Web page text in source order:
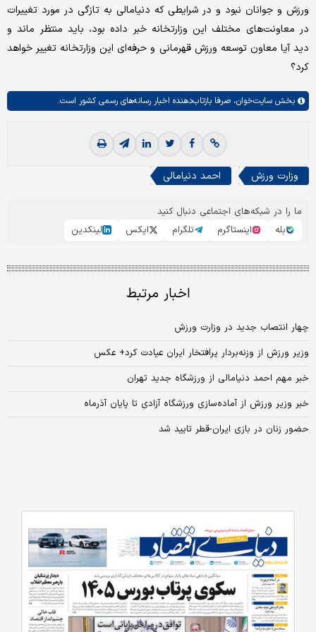
ورزش و جوانان نبود و در شرایطی که دنیامالی به تازگی در مورد تغییرات
در معاونت‌های مختلف این وزارتخانه خبر داده بود، باید منتظر ماند و
دید آیا معاون توسعه ورزش قهرمانی و حرفه‌ای این وزارتخانه تغییر خواهد
کرد؟
بخش سایت‌خوان، صرفا بازتاب‌دهنده اخبار رسانه‌های رسمی کشور است.
وزارت ورزش احمد دنیامالی
ما را در شبکه‌های اجتماعی دنبال کنید
بله
اینستاگرم تلگرام ایکس لینکدین
اخبار مرتبط
چهار انتصاب جدید در وزارت ورزش
وزیر ورزش از وزنه‌بردار پرافتخار ایران عیادت کرد+ عکس
خبر مهم احمد دنیامالی از ورزشگاه جدید تهران
خبر وزیر ورزش از آماده‌سازی ورزشگاه آزادی تا پایان آذرماه
حضور زنان در بازی ایران-قطر تایید شد